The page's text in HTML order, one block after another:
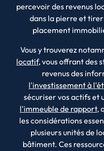
percevoir des revenus
dans la pierre et
placement
Vous y trouverez
locatif, vous offrant des
revenus des
l'investissement à
sécuriser vos actifs et
l'immeuble de rapport,
les considérations
plusieurs unités de
bâtiment. Ces